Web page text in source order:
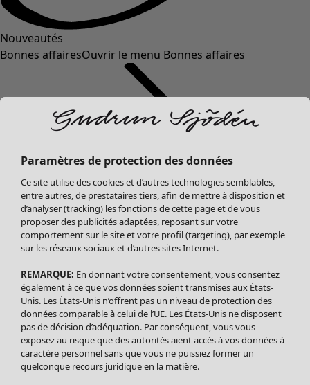
Nouveautés
Bonnes affairesOuvrir le menu Bonnes affaires
Soldes Vêtements
Tous les vêtements
Robes
Tuniques
Blouses
Tops
Gilets
Pantalon
Jupes
Paramètres de protection des données
Ce site utilise des cookies et d’autres technologies semblables,
entre autres, de prestataires tiers, afin de mettre à disposition et
d’analyser (tracking) les fonctions de cette page et de vous
proposer des publicités adaptées, reposant sur votre
comportement sur le site et votre profil (targeting), par exemple
sur les réseaux sociaux et d’autres sites Internet.
REMARQUE: En donnant votre consentement, vous consentez
également à ce que vos données soient transmises aux États-
Unis. Les États-Unis n’offrent pas un niveau de protection des
données comparable à celui de l’UE. Les États-Unis ne disposent
pas de décision d’adéquation. Par conséquent, vous vous
exposez au risque que des autorités aient accès à vos données à
caractère personnel sans que vous ne puissiez former un
quelconque recours juridique en la matière.